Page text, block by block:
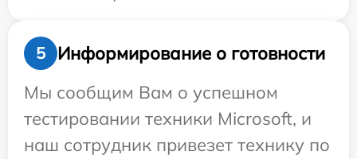
5
Информирование о готовности
Мы сообщим Вам о успешном
тестировании техники Microsoft, и
наш сотрудник привезет технику по